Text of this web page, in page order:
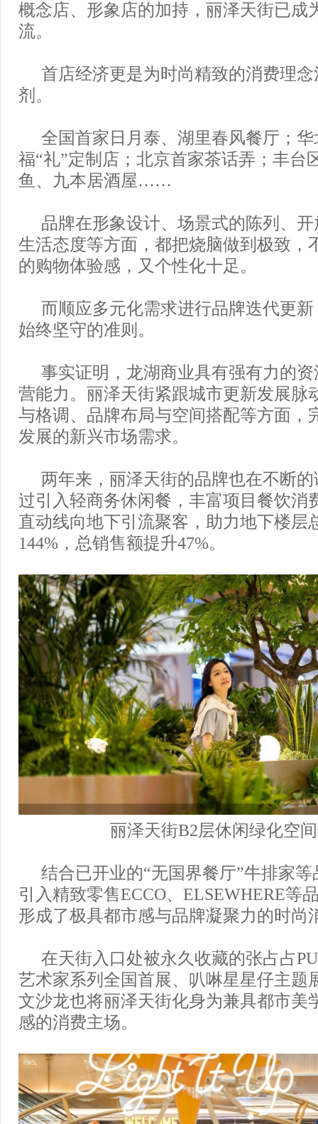
概念店、形象店的加持，丽泽天街已成
流。
首店经济更是为时尚精致的消费理
剂。
全国首家日月泰、湖里春风餐厅；
福“礼”定制店；北京首家茶话弄；丰台
鱼、九本居酒屋……
品牌在形象设计、场景式的陈列、
生活态度等方面，都把烧脑做到极致，
的购物体验感，又个性化十足。
而顺应多元化需求进行品牌迭代更
始终坚守的准则。
事实证明，龙湖商业具有强有力的
营能力。丽泽天街紧跟城市更新发展脉
与格调、品牌布局与空间搭配等方面，
发展的新兴市场需求。
两年来，丽泽天街的品牌也在不断
过引入轻商务休闲餐，丰富项目餐饮消
直动线向地下引流聚客，助力地下楼层
144%，总销售额提升47%。
丽泽天街B2层休闲绿化空
结合已开业的“无国界餐厅”牛排家
引入精致零售ECCO、ELSEWHERE等
形成了极具都市感与品牌凝聚力的时尚
在天街入口处被永久收藏的张占占
艺术家系列全国首展、叭啉星星仔主题
文沙龙也将丽泽天街化身为兼具都市美
感的消费主场。